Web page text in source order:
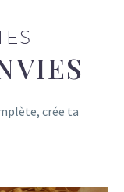
crée ta